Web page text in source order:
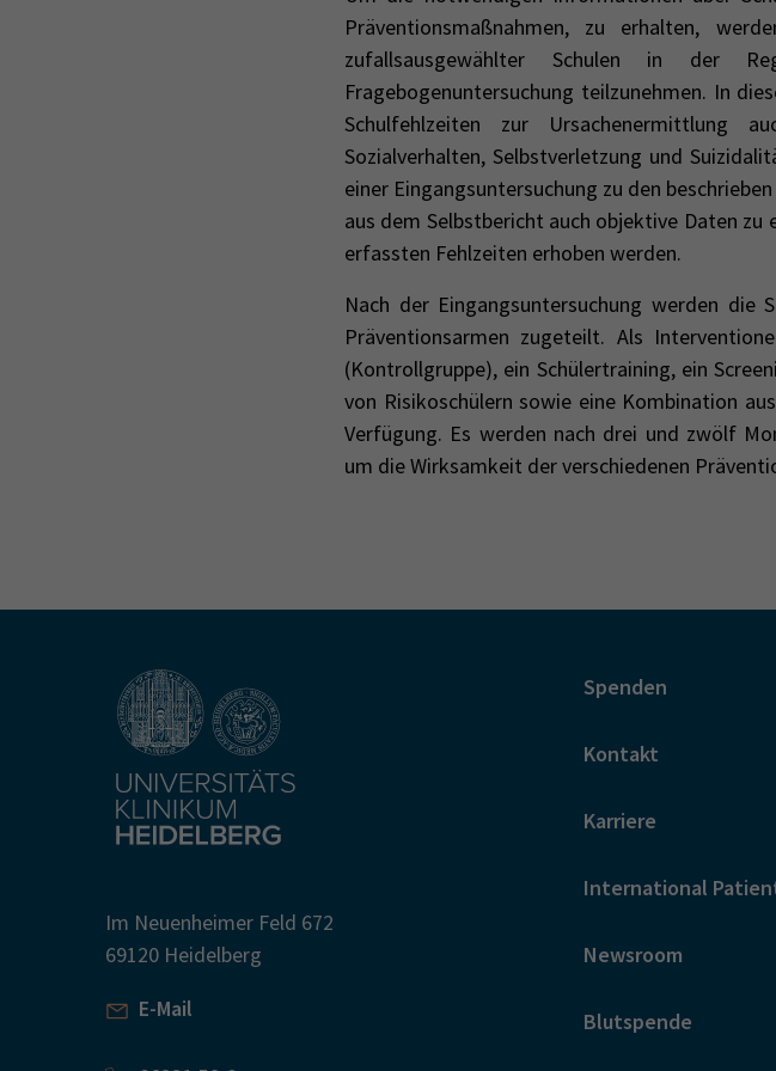
Präventionsmaßnahmen, zu erhalten,
zufallsausgewählter Schulen in der
Fragebogenuntersuchung teilzunehmen. In
Schulfehlzeiten zur Ursachenermittlung
Sozialverhalten, Selbstverletzung und
einer Eingangsuntersuchung zu den
aus dem Selbstbericht auch objektive Daten
erfassten Fehlzeiten erhoben werden.
Nach der Eingangsuntersuchung werden die
Präventionsarmen zugeteilt. Als
(Kontrollgruppe), ein Schülertraining, ein
von Risikoschülern sowie eine Kombination
Verfügung. Es werden nach drei und zwölf
um die Wirksamkeit der verschiedenen
Im Neuenheimer Feld 672
69120 Heidelberg
E-Mail
Spenden
Kontakt
Karriere
International
Newsroom
Blutspende